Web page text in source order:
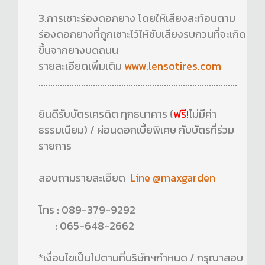
3.การเซาะร่องดอกยาง โดยให้เสียงสะท้อนตาม
ร่องดอกยางที่ถูกเซาะไว้ให้ซับเสียงรบกวนที่จะเกิด
ขึ้นจากยางบดถนน
รายละเอียดเพิ่มเติม www.lensotires.com
....................................................................................
ยินดีรับบัตรเครดิต ทุกธนาคาร (ฟรี!ไม่มีค่า
ธรรมเนียม) / ผ่อนดอกเบี้ยพิเศษ กับบัตรที่ร่วม
รายการ
สอบถามรายละเอียด Line @maxgarden
โทร : 089-379-9292
: 065-648-2662
*เงื่อนไขเป็นไปตามที่บริษัทฯกำหนด / กรุณาสอบ